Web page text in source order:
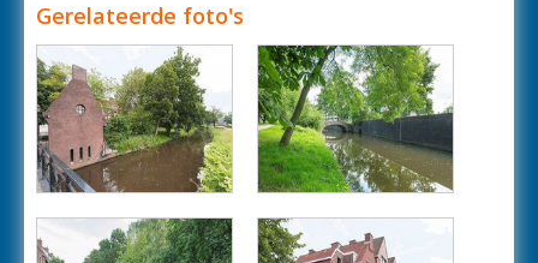
Gerelateerde foto's